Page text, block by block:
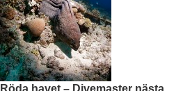
Röda havet – Divemaster nästa